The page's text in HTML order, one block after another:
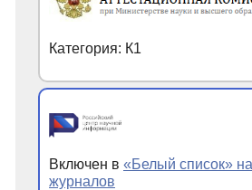
Категория: К1
Включен в «Белый список»
журналов